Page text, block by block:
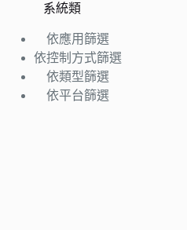
系統類
依應用篩選
依控制方式篩選
依類型篩選
依平台篩選